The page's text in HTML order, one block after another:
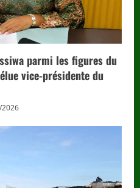
parmi les figures du
vice-présidente du